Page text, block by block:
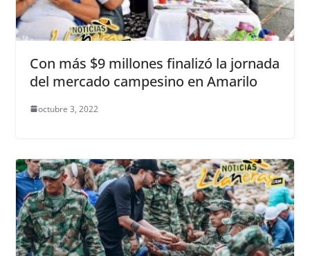
Con más $9 millones finalizó la jornada
del mercado campesino en Amarilo
octubre 3, 2022